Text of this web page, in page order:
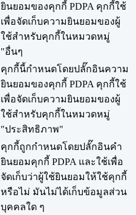
ยินยอมของคุกกี้ PDPA คุกกี้ใช้
เพื่อจัดเก็บความยินยอมของผู้
ใช้สำหรับคุกกี้ในหมวดหมู่
"อื่นๆ
คุกกี้นี้กำหนดโดยปลั๊กอินความ
ยินยอมของคุกกี้ PDPA คุกกี้ใช้
เพื่อจัดเก็บความยินยอมของผู้
ใช้สำหรับคุกกี้ในหมวดหมู่
"ประสิทธิภาพ"
คุกกี้ถูกกำหนดโดยปลั๊กอินคำ
ยินยอมคุกกี้ PDPA และใช้เพื่อ
จัดเก็บว่าผู้ใช้ยินยอมให้ใช้คุกกี้
หรือไม่ มันไม่ได้เก็บข้อมูลส่วน
บุคคลใด ๆ